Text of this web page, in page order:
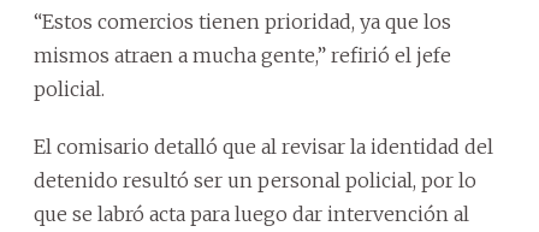
“Estos comercios tienen prioridad, ya que los
mismos atraen a mucha gente,” refirió el jefe
policial.
El comisario detalló que al revisar la identidad del
detenido resultó ser un personal policial, por lo
que se labró acta para luego dar intervención al